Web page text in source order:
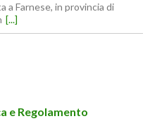
a Farnese, in provincia di
[...]
e Regolamento